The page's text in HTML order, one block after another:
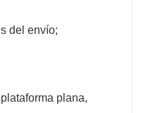
del envío;
plana,